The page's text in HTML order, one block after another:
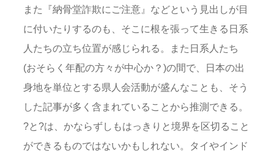
また『納骨堂詐欺にご注意』などという見出しが目
に付いたりするのも、そこに根を張って生きる日系
人たちの立ち位置が感じられる。また日系人たち
(おそらく年配の方々が中心か？)の間で、日本の出
身地を単位とする県人会活動が盛んなことも、そう
した記事が多く含まれていることから推測できる。
?と?は、かならずしもはっきりと境界を区切ること
ができるものではないかもしれない。タイやインド